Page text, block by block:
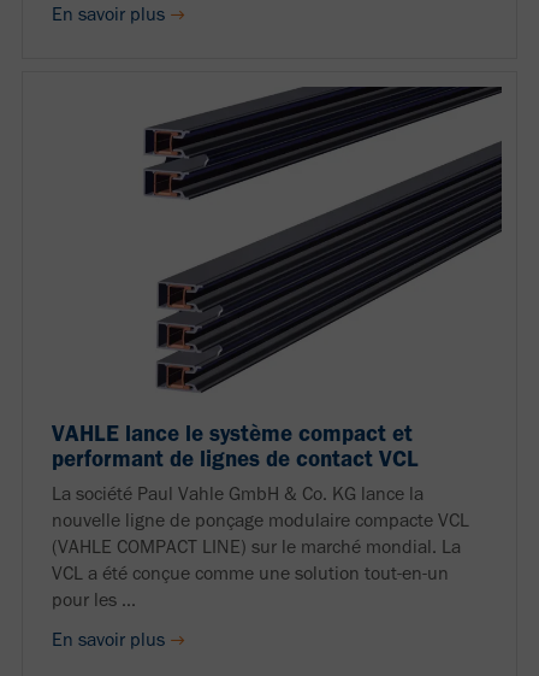
En savoir plus
VAHLE lance le système compact et
performant de lignes de contact VCL
La société Paul Vahle GmbH & Co. KG lance la
nouvelle ligne de ponçage modulaire compacte VCL
(VAHLE COMPACT LINE) sur le marché mondial. La
VCL a été conçue comme une solution tout-en-un
pour les ...
En savoir plus